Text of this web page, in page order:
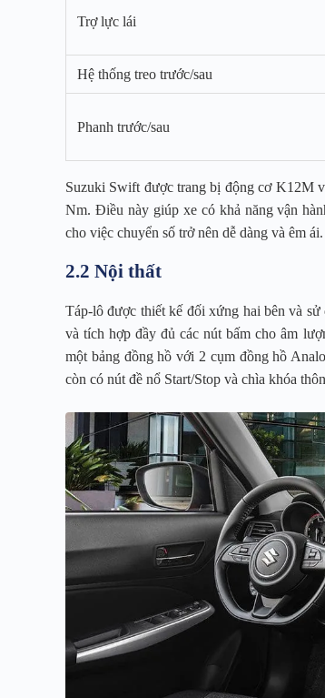
Trợ lực lái
Hệ thống treo trước/sau
Phanh trước/sau
Suzuki Swift được trang bị động cơ K12M
Nm. Điều này giúp xe có khả năng vận
cho việc chuyển số trở nên dễ dàng và êm ái.
2.2 Nội thất
Táp-lô được thiết kế đối xứng hai bên và
và tích hợp đầy đủ các nút bấm cho âm
một bảng đồng hồ với 2 cụm đồng hồ
còn có nút đề nổ Start/Stop và chìa khóa